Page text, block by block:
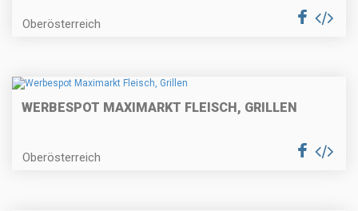
Oberösterreich
WERBESPOT MAXIMARKT FLEISCH, GRILLEN
Oberösterreich